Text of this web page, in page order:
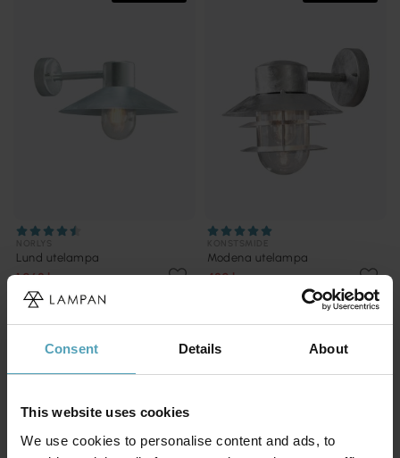
Consent Details About
This website uses cookies
We use cookies to personalise content and ads, to
Lund utelampa
1 068 kr
Rek. 1 519 kr
Modena utelampa
480 kr
PRISMATCH